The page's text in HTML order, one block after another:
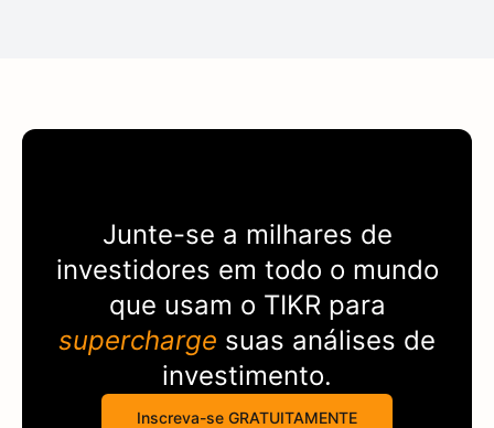
Junte-se a milhares de
investidores em todo o mundo
que usam o TIKRpara
supercharge suas análises de
investimento.
Inscreva-se GRATUITAMENTE